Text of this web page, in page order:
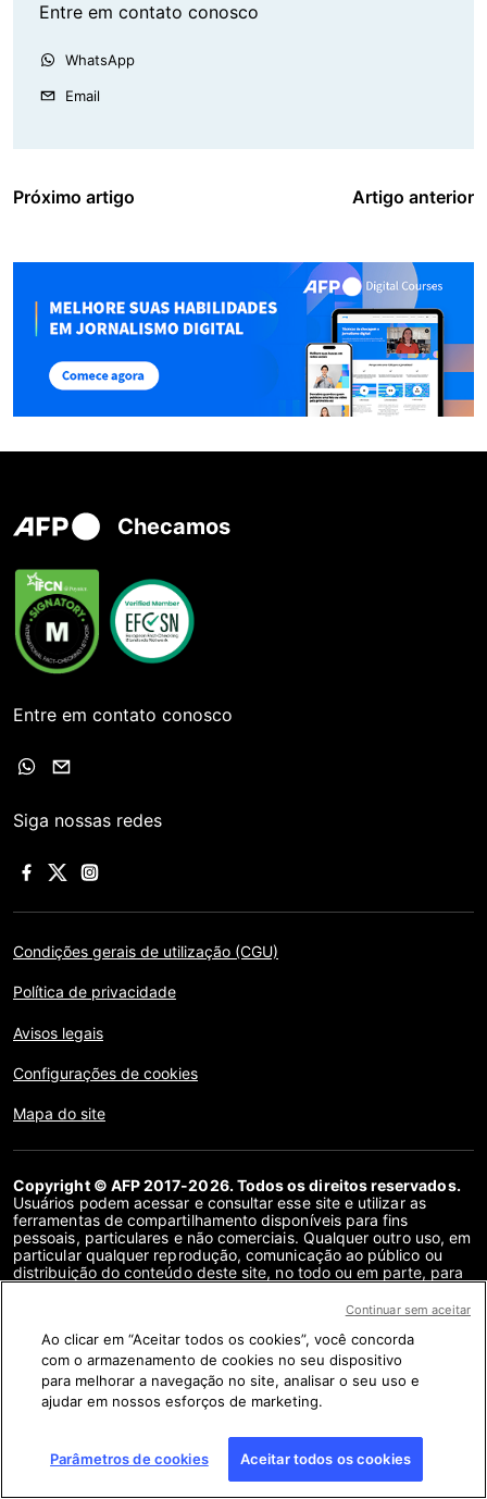
Entre em contato conosco
WhatsApp
Email
Próximo artigo Artigo anterior
Checamos
Entre em contato conosco
Siga nossas redes
Condições gerais de utilização (CGU)
Política de privacidade
Avisos legais
Configurações de cookies
Mapa do site
Copyright © AFP 2017-2026. Todos os direitos reservados.
Usuários podem acessar e consultar esse site e utilizar as
ferramentas de compartilhamento disponíveis para fins
pessoais, particulares e não comerciais. Qualquer outro uso, em
particular qualquer reprodução, comunicação ao público ou
distribuição do conteúdo deste site, no todo ou em parte, para
contrato de licença específico assinado com a AFP, é
meio de links no conteúdo de verificação de fatos são
fornecidos na medida necessária para a correta compreensão
da checagem da informação em questão. A AFP não obteve
qualquer direito dos autores ou detentores dos direitos autorais
deste conteúdo de terceiros e não terá nenhuma
Ao clicar em “Aceitar todos os cookies”, você concorda
com o armazenamento de cookies no seu dispositivo
para melhorar a navegação no site, analisar o seu uso e
ajudar em nossos esforços de marketing.
Parâmetros de cookies Aceitar todos os cookies
Continuar sem aceitar